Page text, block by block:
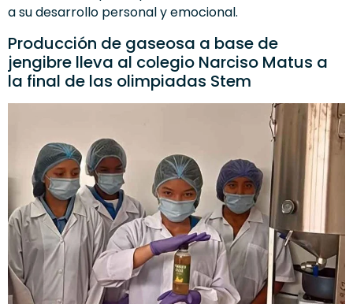
a su desarrollo personal y emocional.
Producción de gaseosa a base de
jengibre lleva al colegio Narciso Matus a
la final de las olimpiadas Stem